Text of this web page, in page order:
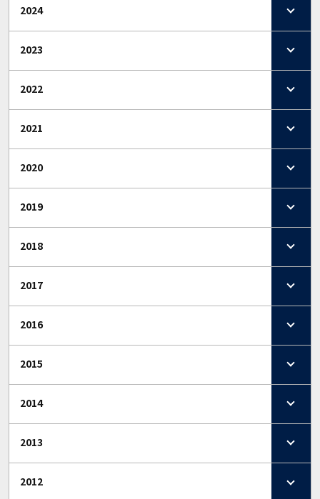
2024
2023
2022
2021
2020
2019
2018
2017
2016
2015
2014
2013
2012